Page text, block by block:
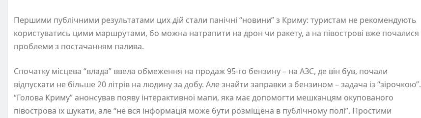
Першими публічними результатами цих дій стали панічні “новини” з Криму: туристам не рекомендують
користуватись цими маршрутами, бо можна натрапити на дрон чи ракету, а на півострові вже почалися
проблеми з постачанням палива.
Спочатку місцева “влада” ввела обмеження на продаж 95-го бензину – на АЗС, де він був, почали
відпускати не більше 20 літрів на людину за добу. Але знайти заправки з бензином – задача із “зірочкою”.
“Голова Криму” анонсував появу інтерактивної мапи, яка має допомогти мешканцям окупованого
півострова їх шукати, але “не вся інформація може бути розміщена в публічному полі”. Простими